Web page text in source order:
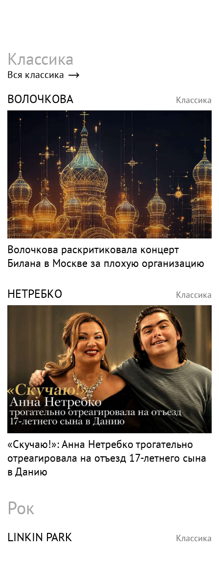
Классика
Вся классика
ВОЛОЧКОВА Классика
Волочкова раскритиковала концерт
Билана в Москве за плохую организацию
НЕТРЕБКО Классика
«Скучаю!»: Анна Нетребко трогательно
отреагировала на отъезд 17-летнего сына
в Данию
Рок
LINKIN PARK Классика